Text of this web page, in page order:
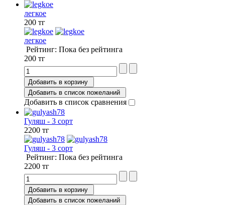
легкое
200 тг
легкое
Рейтинг: Пока без рейтинга
200 тг
Добавить в корзину
Добавить в список пожеланий
Добавить в список сравнения
Гуляш - 3 сорт
2200 тг
Гуляш - 3 сорт
Рейтинг: Пока без рейтинга
2200 тг
Добавить в корзину
Добавить в список пожеланий